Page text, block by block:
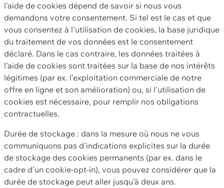
l'aide de cookies dépend de savoir si nous vous
demandons votre consentement. Si tel est le cas et que
vous consentez à l'utilisation de cookies, la base juridique
du traitement de vos données est le consentement
déclaré. Dans le cas contraire, les données traitées à
l'aide de cookies sont traitées sur la base de nos intérêts
légitimes (par ex. l'exploitation commerciale de notre
offre en ligne et son amélioration) ou, si l'utilisation de
cookies est nécessaire, pour remplir nos obligations
contractuelles.
Durée de stockage : dans la mesure où nous ne vous
communiquons pas d'indications explicites sur la durée
de stockage des cookies permanents (par ex. dans le
cadre d'un cookie-opt-in), vous pouvez considérer que la
durée de stockage peut aller jusqu'à deux ans.